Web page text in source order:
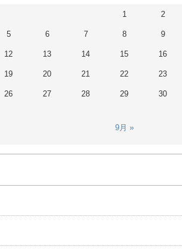
1 2
5 6 7 8 9
12 13 14 15 16
19 20 21 22 23
26 27 28 29 30
9月 »